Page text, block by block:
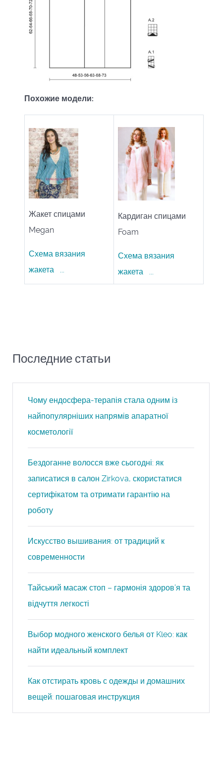
Похожие модели:
Жакет спицами
Megan
Схема вязания
жакета
...
Кардиган спицами
Foam
Схема вязания
жакета
...
Последние статьи
Чому ендосфера-терапія стала одним із
найпопулярніших напрямів апаратної
косметології
Бездоганне волосся вже сьогодні: як
записатися в салон Zirkova, скористатися
сертифікатом та отримати гарантію на
роботу
Искусство вышивания: от традиций к
современности
Тайський масаж стоп – гармонія здоров’я та
відчуття легкості
Выбор модного женского белья от Kleo: как
найти идеальный комплект
Как отстирать кровь с одежды и домашних
вещей: пошаговая инструкция